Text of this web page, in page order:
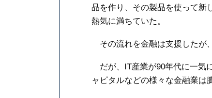
品を作り、その製品を使って新
熱気に満ちていた。
その流れを金融は支援したが
だが、IT産業が90年代に一気
ャピタルなどの様々な金融業は